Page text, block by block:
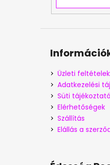
Üzleti feltételek
Adatkezelési
Süti tájékoztató
Elérhetőségek
Szállítás
Elállás a